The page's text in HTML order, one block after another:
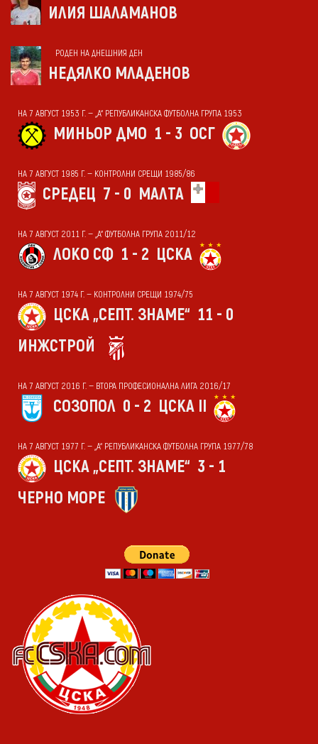
ИЛИЯ ШАЛАМАНОВ
РОДЕН НА ДНЕШНИЯ ДЕН
НЕДЯЛКО МЛАДЕНОВ
НА 7 АВГУСТ 1953 Г. — „А“ РЕПУБЛИКАНСКА ФУТБОЛНА ГРУПА 1953
МИНЬОР ДМО 1 - 3 ОСГ
НА 7 АВГУСТ 1985 Г. — КОНТРОЛНИ СРЕЩИ 1985/86
СРЕДЕЦ 7 - 0 МАЛТА
НА 7 АВГУСТ 2011 Г. — „А“ ФУТБОЛНА ГРУПА 2011/12
ЛОКО СФ 1 - 2 ЦСКА
НА 7 АВГУСТ 1974 Г. — КОНТРОЛНИ СРЕЩИ 1974/75
ЦСКА „СЕПТ. ЗНАМЕ“ 11 - 0
ИНЖСТРОЙ
НА 7 АВГУСТ 2016 Г. — ВТОРА ПРОФЕСИОНАЛНА ЛИГА 2016/17
СОЗОПОЛ 0 - 2 ЦСКА II
НА 7 АВГУСТ 1977 Г. — „А“ РЕПУБЛИКАНСКА ФУТБОЛНА ГРУПА 1977/78
ЦСКА „СЕПТ. ЗНАМЕ“ 3 - 1
ЧЕРНО МОРЕ